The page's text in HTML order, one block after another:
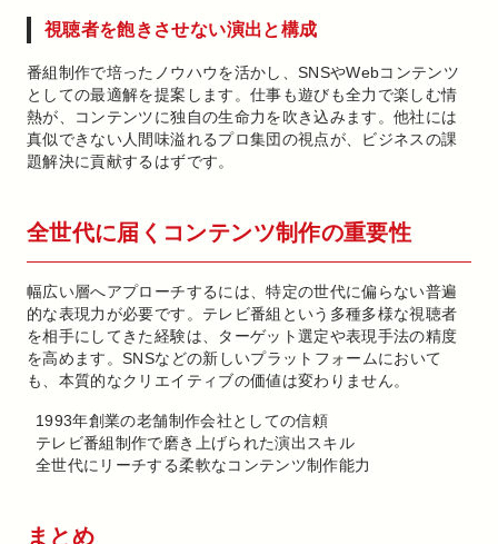
視聴者を飽きさせない演出と構成
番組制作で培ったノウハウを活かし、SNSやWebコンテンツ
としての最適解を提案します。仕事も遊びも全力で楽しむ情
熱が、コンテンツに独自の生命力を吹き込みます。他社には
真似できない人間味溢れるプロ集団の視点が、ビジネスの課
題解決に貢献するはずです。
全世代に届くコンテンツ制作の重要性
幅広い層へアプローチするには、特定の世代に偏らない普遍
的な表現力が必要です。テレビ番組という多種多様な視聴者
を相手にしてきた経験は、ターゲット選定や表現手法の精度
を高めます。SNSなどの新しいプラットフォームにおいて
も、本質的なクリエイティブの価値は変わりません。
1993年創業の老舗制作会社としての信頼
テレビ番組制作で磨き上げられた演出スキル
全世代にリーチする柔軟なコンテンツ制作能力
まとめ